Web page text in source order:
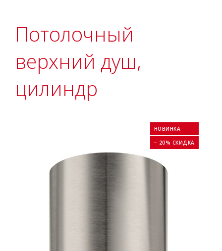
Потолочный
верхний душ,
цилиндр
НОВИНКА
− 20% СКИДКА